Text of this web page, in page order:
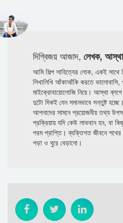
দিগ্বিজয় আজাদ, লেখক,
আমি শিল্প সাহিত্যের লোক, একই সাথে
লিখালিখি আঁকাআঁকি করতে ভালোবাসি,
মাইক্রোবায়োলোজি নিয়ে। আস্থা
দুটো দিকই যেন সমানভাবে সন্তুষ্ট
আপনাদের সামনে প্রয়োজনীয় তথ্য
প্রক্রিয়ায় যদি কেউ লাভবান হন, বা
পরম প্রাপ্তি। ব্যক্তিগত জীবনে শখের
পড়া ও ঘুরে বেড়ানো।